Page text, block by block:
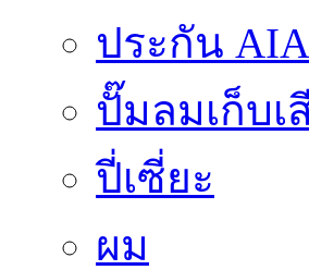
ประกัน AIA
ปั๊มลมเก็บเ
ปี่เซี่ยะ
ผม